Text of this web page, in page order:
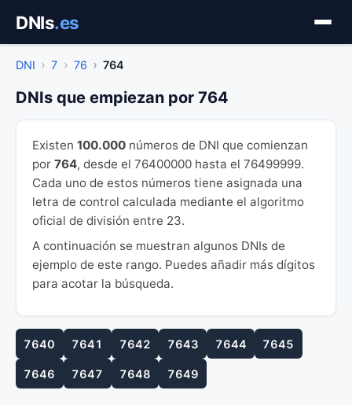
contenido
DNIs.es
DNI 7 76 764
DNIs que empiezan por 764
Existen 100.000 números de DNI que comienzan
por 764, desde el 76400000 hasta el 76499999.
Cada uno de estos números tiene asignada una
letra de control calculada mediante el algoritmo
oficial de división entre 23.
A continuación se muestran algunos DNIs de
ejemplo de este rango. Puedes añadir más dígitos
para acotar la búsqueda.
7640 7641 7642 7643 7644 7645
7646 7647 7648 7649